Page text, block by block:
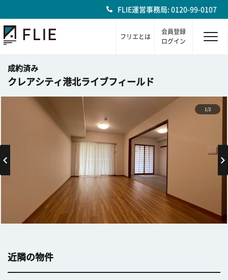
FLIE運営事務局: 0120-99-0107
フリエとは
会員登録
ログイン
成約済み
クレアシティ港北ライブフィールド
1/2
近隣の物件